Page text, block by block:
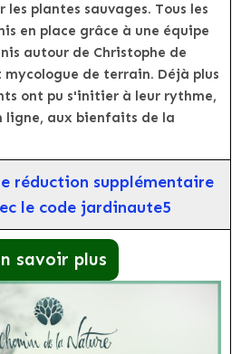
les plantes sauvages. Tous les
en place grâce à une équipe
autour de Christophe de
de terrain. Déjà plus
ont pu s'initier à leur rythme,
ligne, aux bienfaits de la
réduction supplémentaire
le code jardinaute5
savoir plus